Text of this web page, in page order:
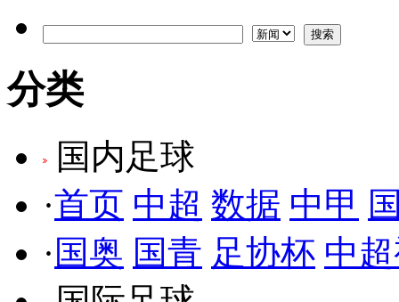
分类
国内足球
·首页 中超 数据 中甲
· 国奥 国青 足协杯 中